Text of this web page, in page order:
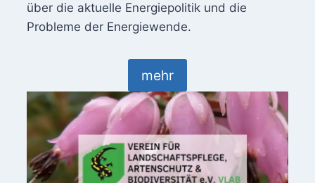
über die aktuelle Energiepolitik und die
Probleme der Energiewende.
mehr